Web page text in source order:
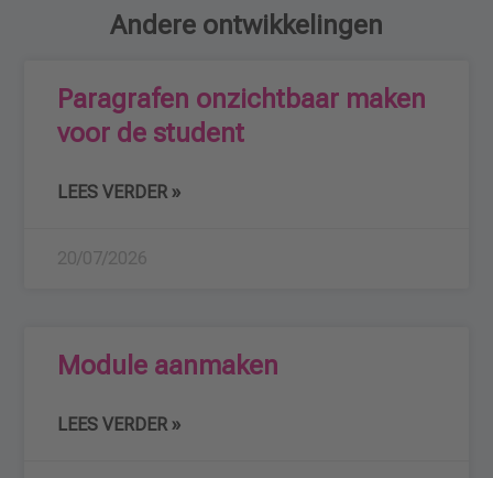
Andere ontwikkelingen
Paragrafen onzichtbaar maken
voor de student
LEES VERDER »
20/07/2026
Module aanmaken
LEES VERDER »